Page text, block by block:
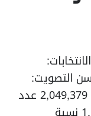
9 يونيو 2021 نوع الانتخابات:
رئاسية تعداد السكان: 3,329,647 سن التصويت:
(18) سنة. عدد الناخبين المسجلين: 2,049,379 عدد